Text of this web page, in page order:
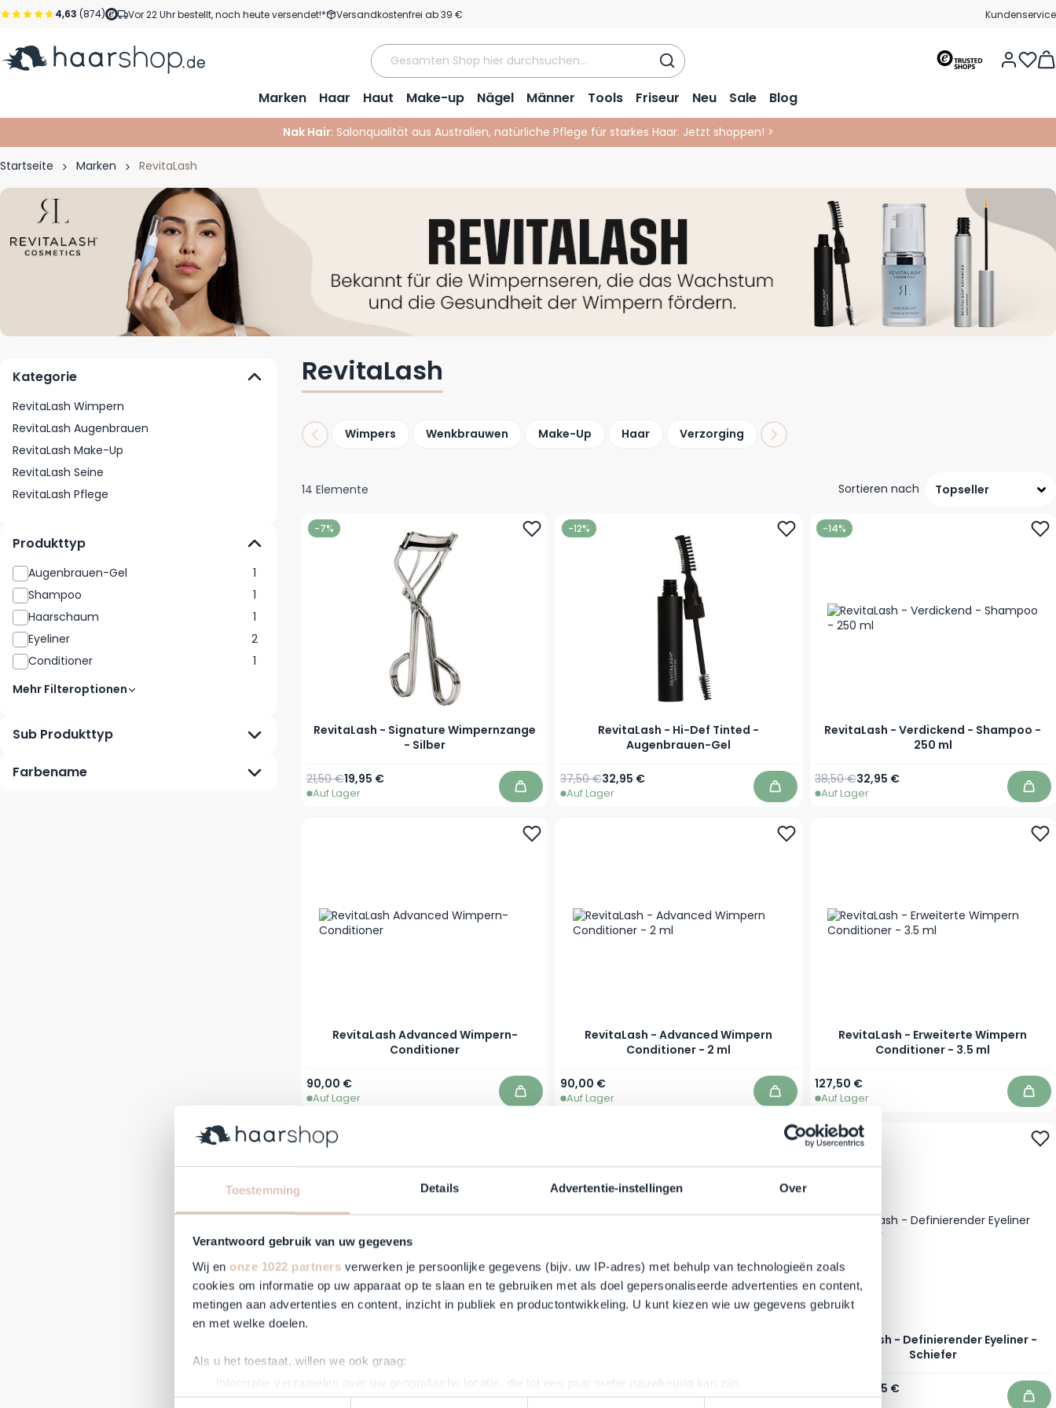
Toestemming Details Advertentie-instellingen Over
Verantwoord gebruik van uw gegevens
Wij en onze 1022 partners verwerken je persoonlijke gegevens (bijv. uw IP-adres) met behulp van technologieën zoals
cookies om informatie op uw apparaat op te slaan en te gebruiken met als doel gepersonaliseerde advertenties en content,
metingen aan advertenties en content, inzicht in publiek en productontwikkeling. U kunt kiezen wie uw gegevens gebruikt
en met welke doelen.
Als u het toestaat, willen we ook graag:
Informatie verzamelen over uw geografische locatie, die tot een paar meter nauwkeurig kan zijn
Uw apparaat identificeren door het actief te scannen op specifieke eigenschappen (fingerprinting)
Zum Inhalt springen
4,63 (874) Vor 22 Uhr bestellt, noch heute versendet!* Versandkostenfrei ab 39 € Kundenservice
Marken Haar Haut Make-up Nägel Männer Tools Friseur Neu Sale Blog
Nak Hair: Salonqualität aus Australien, natürliche Pflege für starkes Haar. Jetzt shoppen! >
Startseite Marken RevitaLash
RevitaLash
Wimpers Wenkbrauwen Make-Up Haar Verzorging
Kategorie
RevitaLash Wimpern
RevitaLash Augenbrauen
RevitaLash Make-Up
RevitaLash Seine
RevitaLash Pflege
Produkttyp
Augenbrauen-Gel
1
Shampoo
1
Haarschaum
1
Eyeliner
2
Conditioner
1
Mehr Filteroptionen
Sub Produkttyp
Farbename
14 Elemente Sortieren nach
-7%
RevitaLash - Signature Wimpernzange
- Silber
Sonderpreis
19,95 €
Regulärer Preis
21,50 €
Auf Lager In den Warenkorb
-12%
RevitaLash - Hi-Def Tinted -
Augenbrauen-Gel
Ab
32,95 €
Regulärer Preis
37,50 €
Auf Lager In den Warenkorb
-14%
RevitaLash - Verdickend - Shampoo -
250 ml
Sonderpreis
32,95 €
Regulärer Preis
38,50 €
Auf Lager In
RevitaLash Advanced Wimpern-
Conditioner
Ab
90,00 €
Auf Lager In den Warenkorb
RevitaLash - Advanced Wimpern
Conditioner - 2 ml
90,00 €
Auf Lager In den Warenkorb
RevitaLash - Erweiterte Wimpern
Conditioner - 3.5 ml
127,50 €
Auf Lager In
Augenbrauen Conditioner - 3 ml
Sonderpreis
Regulärer Preis
-13%
RevitaLash - Definierender Eyeliner -
Schiefer
Sonderpreis
25,95 €
Regulärer Preis
In